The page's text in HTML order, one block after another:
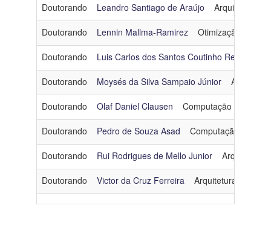
Doutorando Leandro Santiago de Araújo Arquitetura e
Doutorando Lennin Mallma-Ramirez Otimização
Doutorando Luis Carlos dos Santos Coutinho Retondaro
Doutorando Moysés da Silva Sampaio Júnior
Doutorando Olaf Daniel Clausen Computação Gráfica
Doutorando Pedro de Souza Asad Computação Gráfica
Doutorando Rui Rodrigues de Mello Junior Arquitetura
Doutorando Victor da Cruz Ferreira Arquitetura e